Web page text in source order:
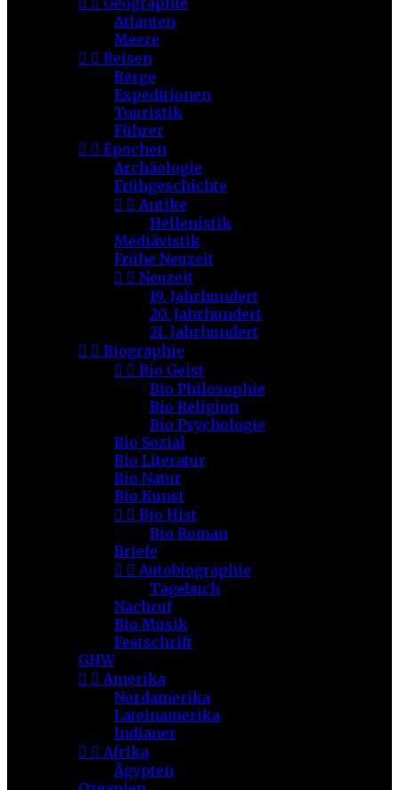
Atlanten
Meere
  Reisen
Berge
Expeditionen
Touristik
Führer
  Epochen
Archäologie
Frühgeschichte
  Antike
Hellenistik
Mediävistik
Frühe Neuzeit
  Neuzeit
19. Jahrhundert
20. Jahrhundert
21. Jahrhundert
  Biographie
  Bio Geist
Bio Philosophie
Bio Religion
Bio Psychologie
Bio Sozial
Bio Literatur
Bio Natur
Bio Kunst
  Bio Hist
Bio Roman
Briefe
  Autobiographie
Tagebuch
Nachruf
Bio Musik
Festschrift
GHW
  Amerika
Nordamerika
Lateinamerika
Indianer
  Afrika
Ägypten